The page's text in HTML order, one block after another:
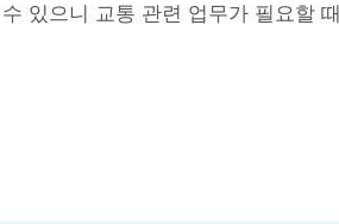
있으니 교통 관련 업무가 필요할 때